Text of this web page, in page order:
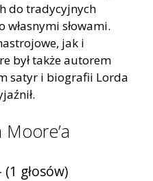
do tradycyjnych
słowami.
jak i
był także autorem
satyr i biografii Lorda
(1 głosów)